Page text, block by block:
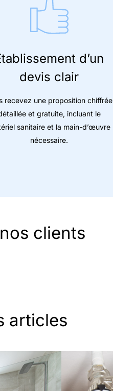
d’un
devis clair
recevez une proposition chiffrée
et gratuite, incluant le
sanitaire et la main-d’œuvre
nécessaire.
clients
articles